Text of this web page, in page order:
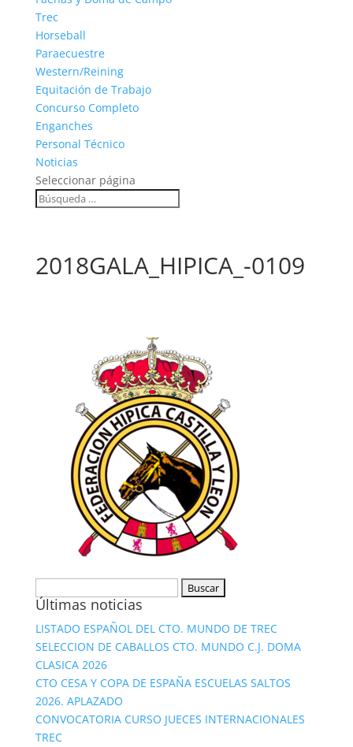
Trec
Horseball
Paraecuestre
Western/Reining
Equitación de Trabajo
Concurso Completo
Enganches
Personal Técnico
Noticias
Seleccionar página
2018GALA_HIPICA_-0109
Últimas noticias
LISTADO ESPAÑOL DEL CTO. MUNDO DE TREC
SELECCION DE CABALLOS CTO. MUNDO C.J. DOMA
CLASICA 2026
CTO CESA Y COPA DE ESPAÑA ESCUELAS SALTOS
2026. APLAZADO
CONVOCATORIA CURSO JUECES INTERNACIONALES
TREC